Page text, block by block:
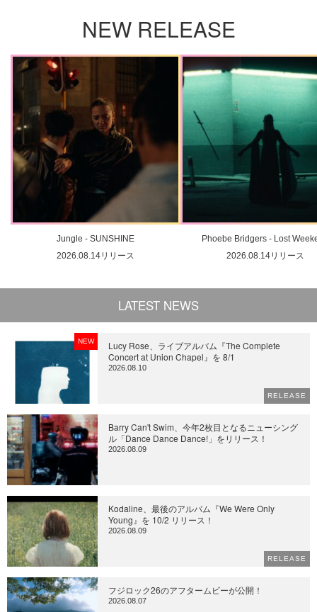
NEW RELEASE
Jungle - SUNSHINE
2026.08.14リリース
Phoebe Bridgers - Lost
2026.08.14リリース
LATEST NEWS
NEW
Lucy Rose、ライブアルバム『The Complete
Concert at Union Chapel』を 8/1
2026.08.10
RELEASE
Barry Can't Swim、今年2枚目となるニューシング
ル「Dance Dance Dance!」をリリース！
2026.08.09
Kodaline、最後のアルバム『We Were Only
Young』を 10/2 リリース！
2026.08.09
RELEASE
フジロック26のアフタームビーが公開！
2026.08.07